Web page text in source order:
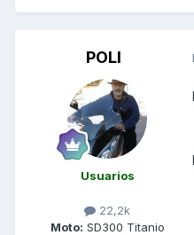
POLI
Usuarios
22,2k
Moto: SD300 Titanio